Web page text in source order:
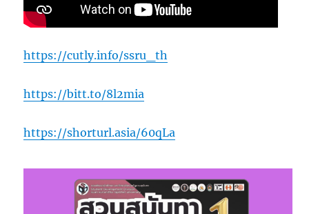
https://cutly.info/ssru_th
https://bitt.to/8l2mia
https://shorturl.asia/60qLa